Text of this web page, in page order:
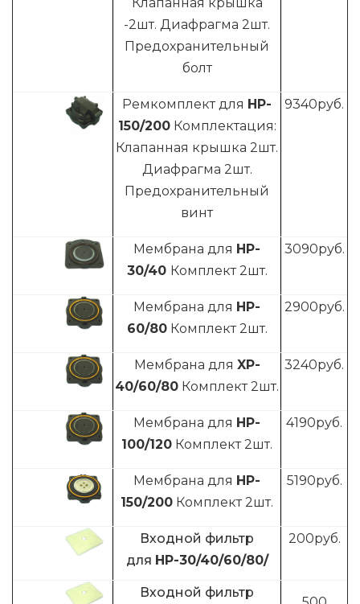
Клапанная крышка
-2шт. Диафрагма 2шт.
Предохранительный
болт
Ремкомплект для HP-
150/200Комплектация:
Клапанная крышка 2шт.
Диафрагма 2шт.
Предохранительный
винт
9340руб.
Мембрана для HP-
30/40 Комплект 2шт.
3090руб.
Мембрана для HP-
60/80Комплект 2шт.
2900руб.
Мембрана для XP-
40/60/80 Комплект 2шт.
3240руб.
Мембрана для HP-
100/120 Комплект 2шт.
4190руб.
Мембрана для HP-
150/200 Комплект 2шт.
5190руб.
Входной фильтр
для HP-30/40/60/80/
200руб.
Входной фильтр